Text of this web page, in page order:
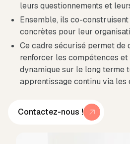
leurs questionnements et
Ensemble, ils co-
concrètes pour leur
Ce cadre sécurisé permet de
renforcer les compétences
dynamique sur le long terme
apprentissage continu via les
Contactez-nous !